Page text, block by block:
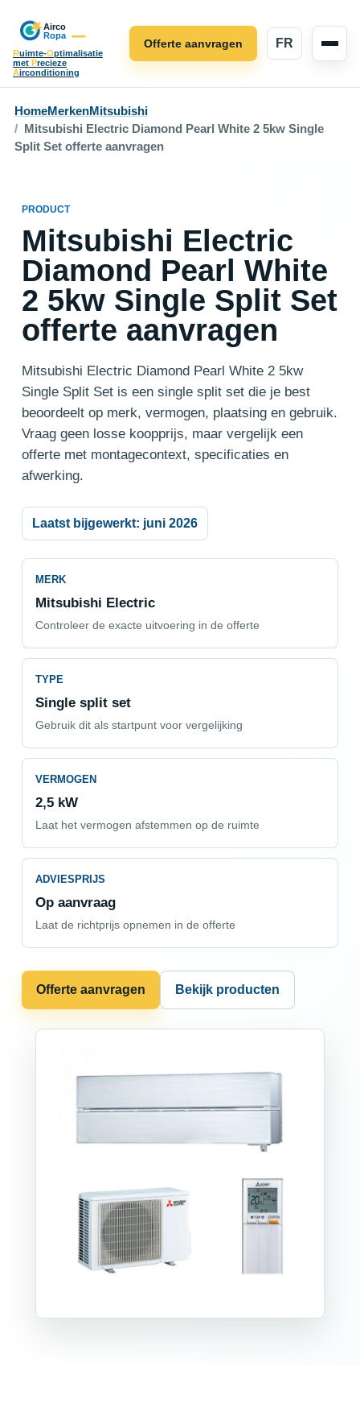
Ruimte-Optimalisatie
met Precieze
Airconditioning
FR
Offerte aanvragen
HomeMerkenMitsubishi
Mitsubishi Electric Diamond Pearl White 2 5kw Single
Split Set offerte aanvragen
PRODUCT
Mitsubishi Electric
Diamond Pearl White
2 5kw Single Split Set
offerte aanvragen
Mitsubishi Electric Diamond Pearl White 2 5kw
Single Split Set is een single split set die je best
beoordeelt op merk, vermogen, plaatsing en gebruik.
Vraag geen losse koopprijs, maar vergelijk een
offerte met montagecontext, specificaties en
afwerking.
Laatst bijgewerkt: juni 2026
MERK
Mitsubishi Electric
Controleer de exacte uitvoering in de offerte
TYPE
Single split set
Gebruik dit als startpunt voor vergelijking
VERMOGEN
2,5 kW
Laat het vermogen afstemmen op de ruimte
ADVIESPRIJS
Op aanvraag
Laat de richtprijs opnemen in de offerte
Offerte aanvragen Bekijk producten